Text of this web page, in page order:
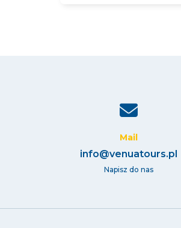
Mail
info@venuatours.pl
Napisz do nas